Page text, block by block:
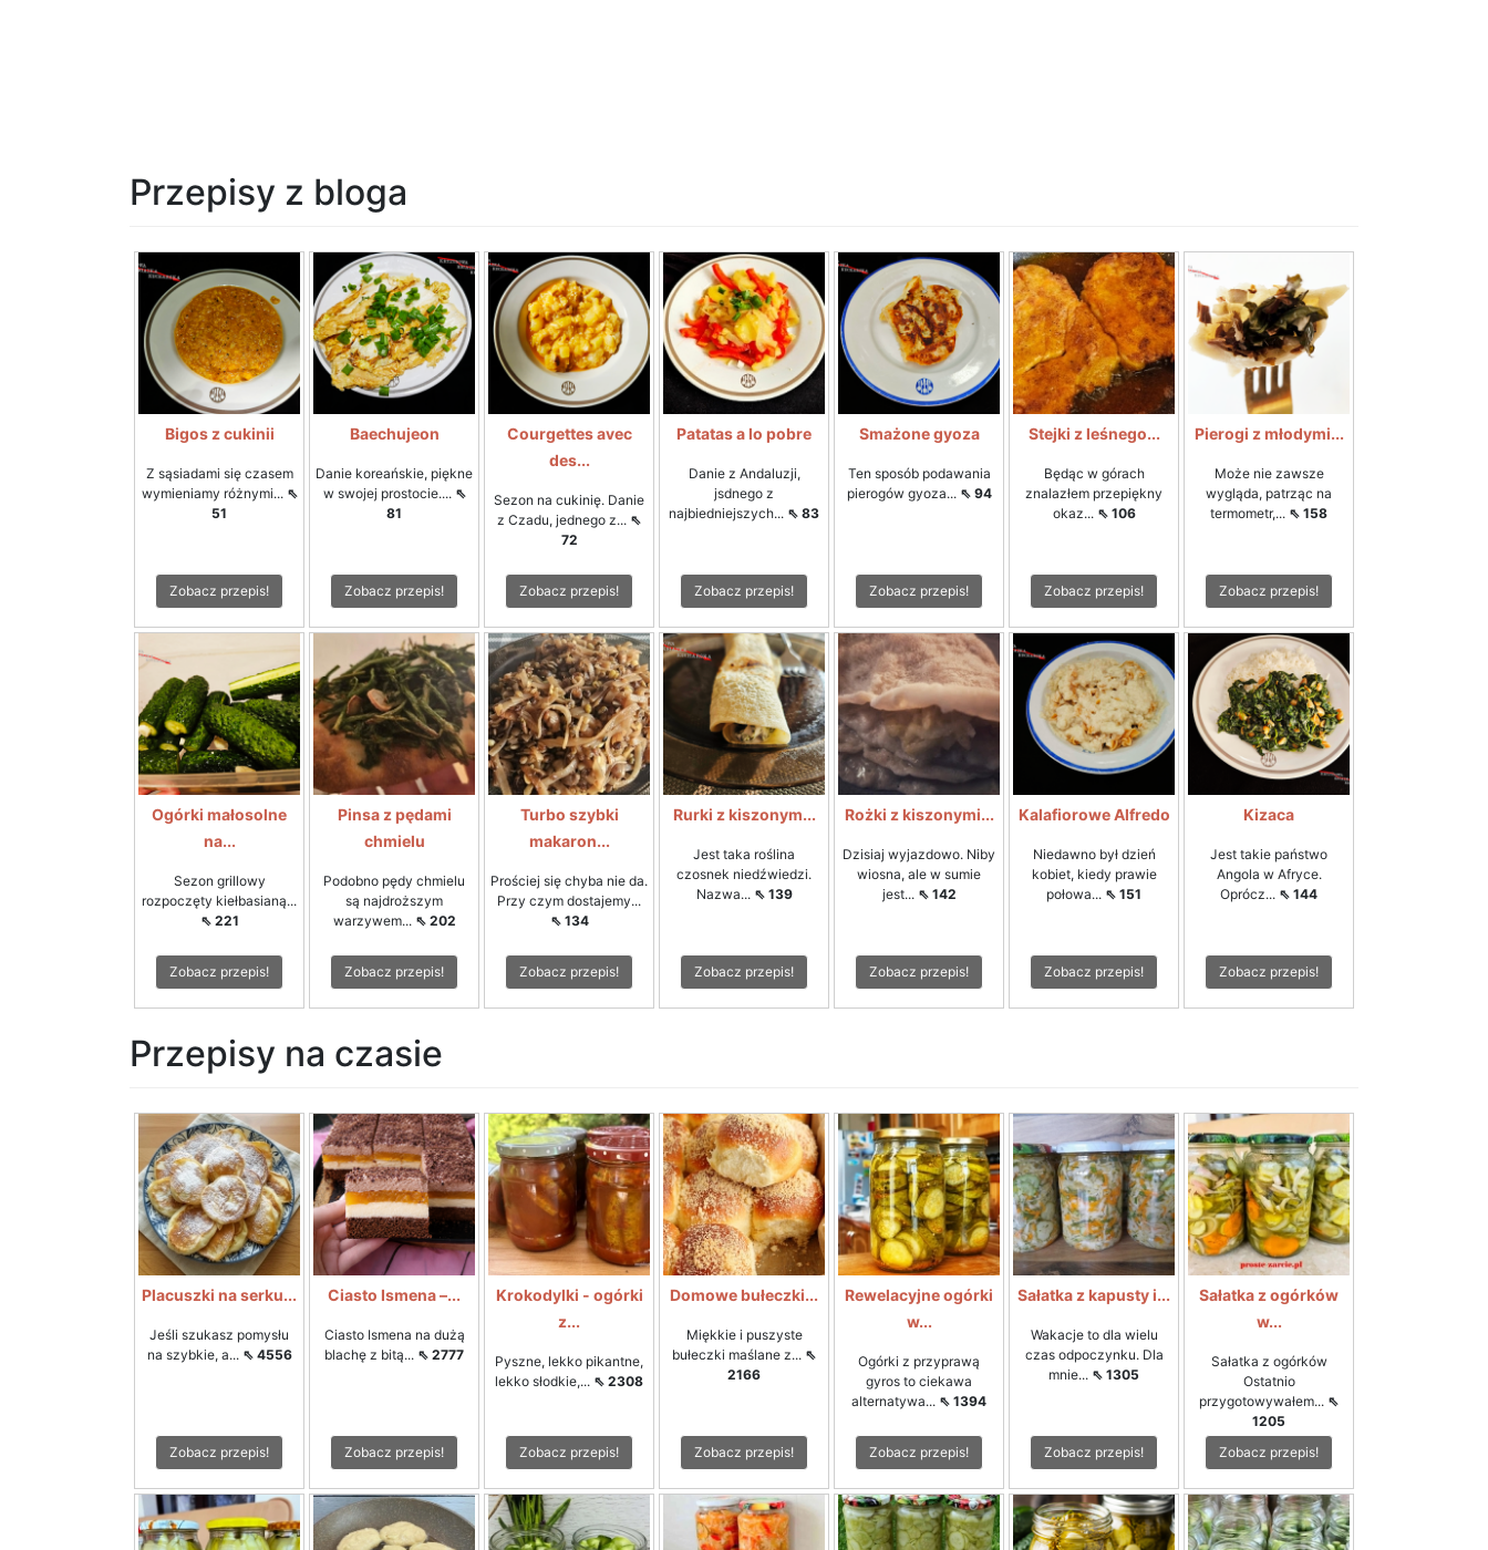
Przepisy z bloga
Bigos z cukinii
Z sąsiadami się czasem
wymieniamy różnymi... ⇖
51
Zobacz przepis!
Baechujeon
Danie koreańskie, piękne
w swojej prostocie.... ⇖
81
Zobacz przepis!
Courgettes avec
des...
Sezon na cukinię. Danie
z Czadu, jednego z... ⇖
72
Zobacz przepis!
Patatas a lo pobre
Danie z Andaluzji,
jsdnego z
najbiedniejszych... ⇖ 83
Zobacz przepis!
Smażone gyoza
Ten sposób podawania
pierogów gyoza... ⇖ 94
Zobacz przepis!
Stejki z leśnego...
Będąc w górach
znalazłem przepiękny
okaz... ⇖ 106
Zobacz przepis!
Pierogi z młodymi...
Może nie zawsze
wygląda, patrząc na
termometr,... ⇖ 158
Zobacz przepis!
Ogórki małosolne
na...
Sezon grillowy
rozpoczęty kiełbasianą...
⇖ 221
Zobacz przepis!
Pinsa z pędami
chmielu
Podobno pędy chmielu
są najdroższym
warzywem... ⇖ 202
Zobacz przepis!
Turbo szybki
makaron...
Prościej się chyba nie da.
Przy czym dostajemy...
⇖ 134
Zobacz przepis!
Rurki z kiszonym...
Jest taka roślina
czosnek niedźwiedzi.
Nazwa... ⇖ 139
Zobacz przepis!
Rożki z kiszonymi...
Dzisiaj wyjazdowo. Niby
wiosna, ale w sumie
jest... ⇖ 142
Zobacz przepis!
Kalafiorowe Alfredo
Niedawno był dzień
kobiet, kiedy prawie
połowa... ⇖ 151
Zobacz przepis!
Kizaca
Jest takie państwo
Angola w Afryce.
Oprócz... ⇖ 144
Zobacz przepis!
Przepisy na czasie
Placuszki na serku...
Jeśli szukasz pomysłu
na szybkie, a... ⇖ 4556
Zobacz przepis!
Ciasto Ismena –...
Ciasto Ismena na dużą
blachę z bitą... ⇖ 2777
Zobacz przepis!
Krokodylki - ogórki
z...
Pyszne, lekko pikantne,
lekko słodkie,... ⇖ 2308
Zobacz przepis!
Domowe bułeczki...
Miękkie i puszyste
bułeczki maślane z... ⇖
2166
Zobacz przepis!
Rewelacyjne ogórki
w...
Ogórki z przyprawą
gyros to ciekawa
alternatywa... ⇖ 1394
Zobacz przepis!
Sałatka z kapusty i...
Wakacje to dla wielu
czas odpoczynku. Dla
mnie... ⇖ 1305
Zobacz przepis!
Sałatka z ogórków
w...
Sałatka z ogórków
Ostatnio
przygotowywałem... ⇖
1205
Zobacz przepis!